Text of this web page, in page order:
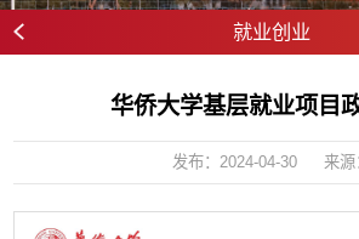
就业创业
华侨大学基层就业项目
发布：2024-04-30 来源